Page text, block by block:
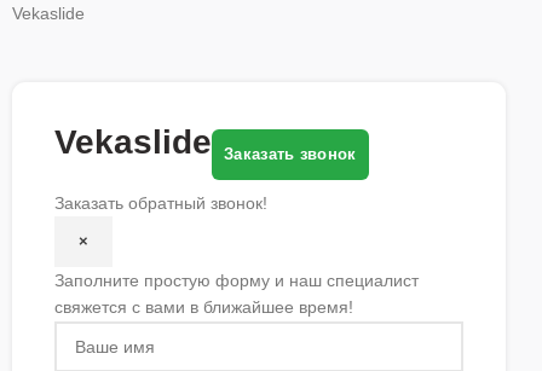
Vekaslide
Vekaslide Заказать звонок
Заказать обратный звонок!
×
Заполните простую форму и наш специалист
свяжется с вами в ближайшее время!